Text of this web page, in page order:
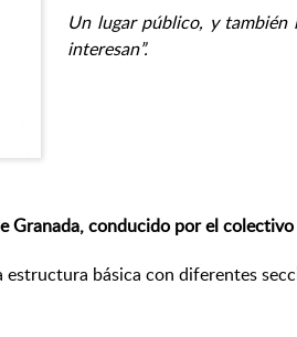
Un lugar público, y también
interesan”.
Granada, conducido por el
básica con diferentes